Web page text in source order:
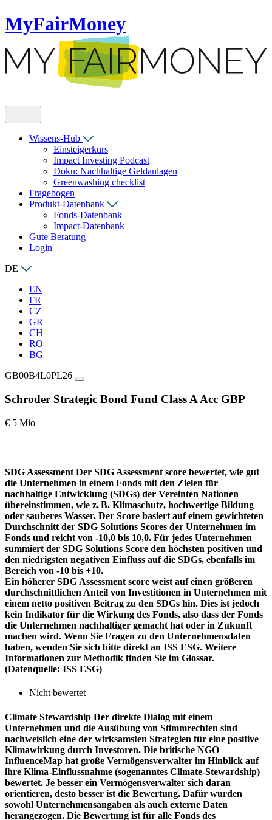
MyFairMoney
Wissens-Hub
Einsteigerkurs
Impact Investing Podcast
Doku: Nachhaltige Geldanlagen
Greenwashing checklist
Fragebogen
Produkt-Datenbank
Fonds-Datenbank
Impact-Datenbank
Gute Beratung
Login
DE
EN
FR
CZ
GR
CH
RO
BG
GB00B4L0PL26
Schroder Strategic Bond Fund Class A Acc GBP
€ 5 Mio
SDG Assessment Der SDG Assessment score bewertet, wie gut
die Unternehmen in einem Fonds mit den Zielen für
nachhaltige Entwicklung (SDGs) der Vereinten Nationen
übereinstimmen, wie z. B. Klimaschutz, hochwertige Bildung
oder sauberes Wasser. Der Score basiert auf einem gewichteten
Durchschnitt der SDG Solutions Scores der Unternehmen im
Fonds und reicht von -10,0 bis 10,0. Für jedes Unternehmen
summiert der SDG Solutions Score den höchsten positiven und
den niedrigsten negativen Einfluss auf die SDGs, ebenfalls im
Bereich von -10 bis +10.
Ein höherer SDG Assessment score weist auf einen größeren
durchschnittlichen Anteil von Investitionen in Unternehmen mit
einem netto positiven Beitrag zu den SDGs hin. Dies ist jedoch
kein Indikator für die Wirkung des Fonds, also dass der Fonds
die Unternehmen nachhaltiger gemacht hat oder in Zukunft
machen wird. Wenn Sie Fragen zu den Unternehmensdaten
haben, wenden Sie sich bitte direkt an ISS ESG. Weitere
Informationen zur Methodik finden Sie im Glossar.
(Datenquelle: ISS ESG)
Nicht bewertet
Climate Stewardship Der direkte Dialog mit einem
Unternehmen und die Ausübung von Stimmrechten sind
nachweislich eine der wirksamsten Strategien für eine positive
Klimawirkung durch Investoren. Die britische NGO
InfluenceMap hat große Vermögensverwalter im Hinblick auf
ihre Klima-Einflussnahme (sogenanntes Climate-Stewardship)
bewertet. Je besser ein Vermögensverwalter sich daran
orientieren, desto besser ist die Bewertung. Dafür wurden
sowohl Unternehmensangaben als auch externe Daten
herangezogen. Die Bewertung ist für alle Fonds des